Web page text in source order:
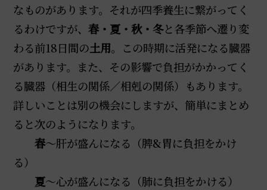
なものがあります。それが四季養生に繋がってく
るわけですが、 春・夏・秋・冬と各季節へ遷り変
わる前18日間の土用。この時期に活発になる臓器
があります。また、その影響で負担がかかってく
る臓器（相生の関係／相剋の関係）もあります。
詳しいことは別の機会にしますが、簡単にまとめ
ると次のようになります。
春～肝が盛んになる（脾&胃に負担をかけ
る）
夏～心が盛んになる（肺に負担をかける）